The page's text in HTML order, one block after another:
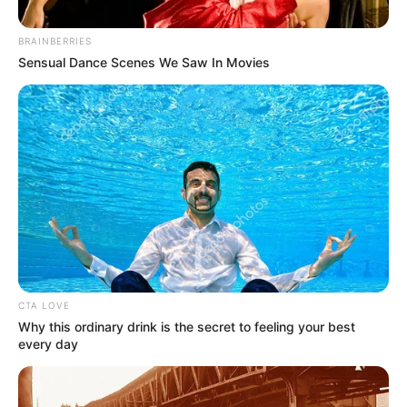
CASCOS PARA MOTOCICLETA
¡Qué ceba! Encontraron hasta rastros
fecales en cascos de motos pedidas
por aplicaciones
CEMEX
El BID reconoce las
Cemex para reducir la
accidentalidad vial
MOVILIDAD EN BOGOTÁ
BRAINBERRIES
Sensual Dance Scenes We Saw In Movies
CTA LOVE
Why this ordinary drink is the secret to feeling your best
every day